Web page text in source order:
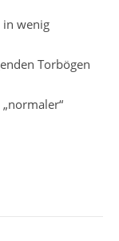
in wenig
Torbögen